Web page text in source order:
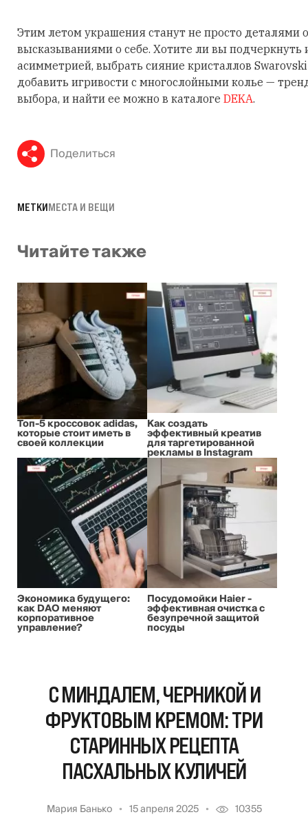
Этим летом украшения станут не просто деталями
высказываниями о себе. Хотите ли вы подчеркнуть
асимметрией, выбрать сияние кристаллов
добавить игривости с многослойными колье —
выбора, и найти ее можно в каталоге DEKA.
Поделиться
МЕТКИМЕСТА И ВЕЩИ
Читайте также
Топ-5 кроссовок adidas,
которые стоит иметь в
своей коллекции
Как создать
эффективный креатив
для таргетированной
рекламы в Instagram
Экономика будущего:
как DAO меняют
корпоративное
управление?
Посудомойки Haier -
эффективная очистка с
безупречной защитой
посуды
С МИНДАЛЕМ, ЧЕРНИКОЙ И
ФРУКТОВЫМ КРЕМОМ: ТРИ
СТАРИННЫХ РЕЦЕПТА
ПАСХАЛЬНЫХ КУЛИЧЕЙ
Мария Банько 15 апреля 2025 10355